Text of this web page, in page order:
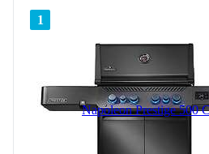
1
Napoleon Prestige 500